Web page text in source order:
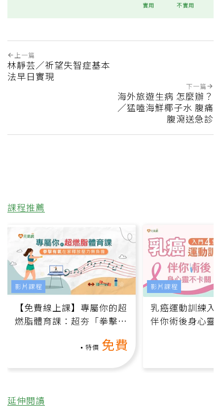
實用 不實用
上一篇
林靜芸／祈望失智症基本
法早日實現
下一篇
海外旅遊生病 怎麼辦？
／猛嗑海鮮椰子水 腹痛
腹瀉送急診
課程推薦
【免費線上課】專屬你的超
燃脂體育課：超夯「拳擊有
特價 免費
影片課程
乳癌運動訓練入
伴你術後身心靈
影片課程
延伸閱讀